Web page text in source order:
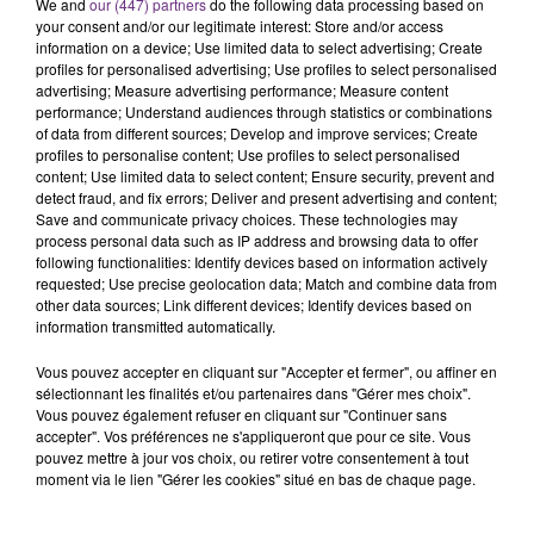
Une carte égarée pendant 50 ans
Mais comment expliquer qu’il a fallu près d’un
demi-siècle à cette carte pour arriver à
destination ?
Contactée, La Poste ne peut émettre que des
hypothèses.
La carte a pu se retrouver coincée dans un
casier ou derrière un meuble et elle est peut-
être réapparue à l’occasion d’un
déménagement. Elle a ainsi pu être remise
We and our (447) partnersdo the following data processing based on
your consent and/or our legitimate interest: Store and/or access
information on a device; Use limited data to select advertising; Create
profiles for personalised advertising; Use profiles to select personalised
advertising; Measure advertising performance; Measure content
performance; Understand audiences through statistics or combinations
of data from different sources; Develop and improve services; Create
profiles to personalise content; Use profiles to select personalised
content; Use limited data to select content; Ensure security, prevent and
detect fraud, and fix errors; Deliver and present advertising and content;
Save and communicate privacy choices. These technologies may
process personal data such as IP address and browsing data to offer
following functionalities: Identify devices based on information actively
requested; Use precise geolocation data; Match and combine data from
other data sources; Link different devices; Identify devices based on
information transmitted automatically.
Vous pouvez accepter en cliquant sur "Accepter et fermer", ou affiner en
sélectionnant les finalités et/ou partenaires dans "Gérer mes choix".
Vous pouvez également refuser en cliquant sur "Continuer sans
accepter". Vos préférences ne s'appliqueront que pour ce site. Vous
pouvez mettre à jour vos choix, ou retirer votre consentement à tout
moment via le lien "Gérer les cookies" situé en bas de chaque page.